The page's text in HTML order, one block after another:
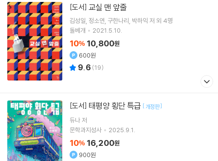
[도서] 교실 맨 앞줄
김성일 정소연 구한나리 박하익 저 외 4명
돌베개
2021.5.10.
10% 10,800원
600원
9.6 (19)
[도서] 태평양 횡단 특급 [개정판]
듀나저
문학과지성사
2025.9.1.
10% 16,200원
900원